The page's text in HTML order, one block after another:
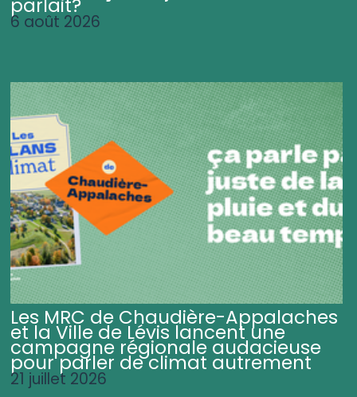
parlait?
6 août 2026
Les MRC de Chaudière-Appalaches
et la Ville de Lévis lancent une
campagne régionale audacieuse
pour parler de climat autrement
21 juillet 2026